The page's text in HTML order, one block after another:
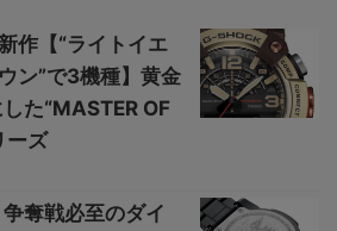
作【“ライトイエ
ン”で3機種】黄金
た“MASTER OF
ーズ
奪戦必至のダイ